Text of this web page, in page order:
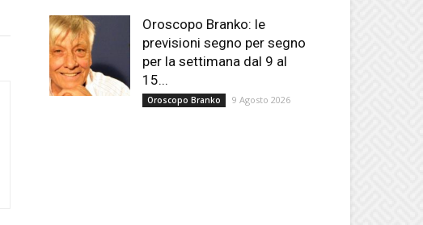
Oroscopo Branko: le
previsioni segno per segno
per la settimana dal 9 al
15...
Oroscopo Branko 9 Agosto 2026